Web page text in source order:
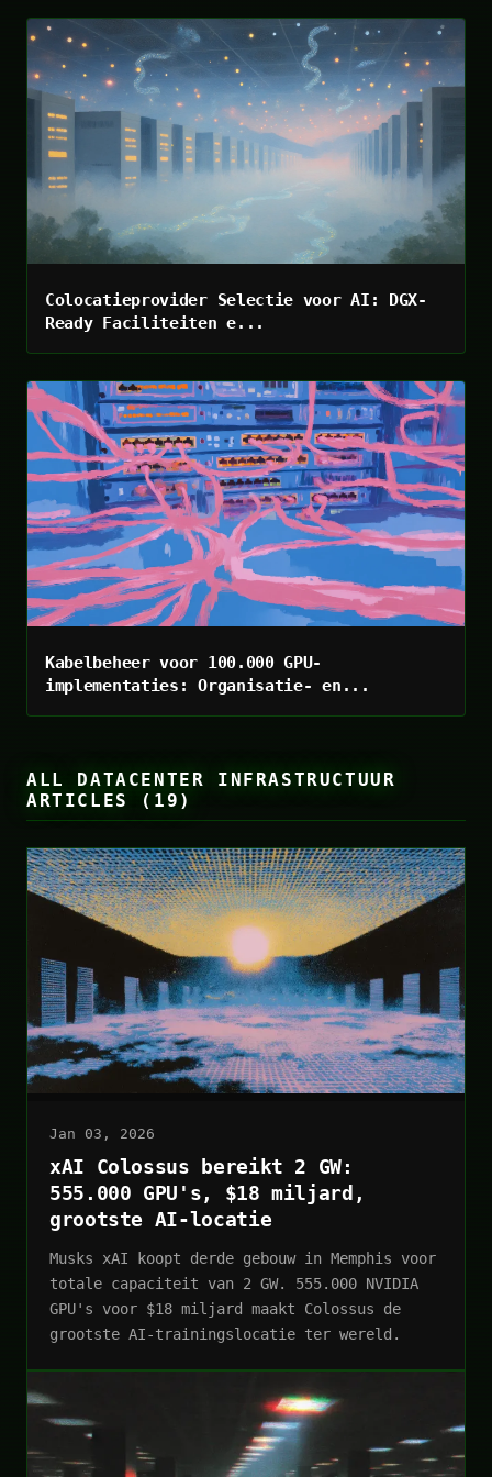
Colocatieprovider Selectie voor AI: DGX-
Ready Faciliteiten e...
Kabelbeheer voor 100.000 GPU-
implementaties: Organisatie- en...
ALL DATACENTER INFRASTRUCTUUR
ARTICLES (19)
Jan 03, 2026
xAI Colossus bereikt 2 GW:
555.000 GPU's, $18 miljard,
grootste AI-locatie
Musks xAI koopt derde gebouw in Memphis voor
totale capaciteit van 2 GW. 555.000 NVIDIA
GPU's voor $18 miljard maakt Colossus de
grootste AI-trainingslocatie ter wereld.